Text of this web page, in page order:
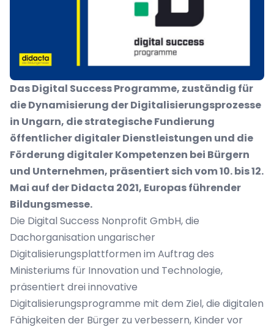
DasDigital Success Programme, zuständig für
die Dynamisierung der Digitalisierungsprozesse
in Ungarn, diestrategische Fundierung
öffentlicher digitaler Dienstleistungen und die
Förderung digitaler Kompetenzen bei Bürgern
und Unternehmen, präsentiert sich vom 10. bis 12.
Mai auf derDidacta 2021, Europas führender
Bildungsmesse.
Die Digital Success Nonprofit GmbH, die
Dachorganisation ungarischer
Digitalisierungsplattformen im Auftrag des
Ministeriums für Innovation und Technologie,
präsentiert drei innovative
Digitalisierungsprogramme mit dem Ziel, die digitalen
Fähigkeiten der Bürger zu verbessern, Kinder vor